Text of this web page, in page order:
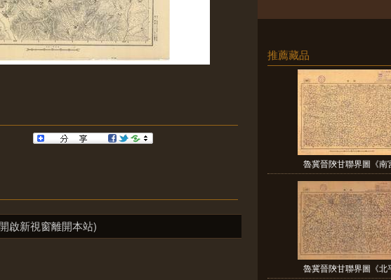
啟新視窗離開本站)
推薦藏品
魯冀晉陝甘聯界圖《南
魯冀晉陝甘聯界圖《北